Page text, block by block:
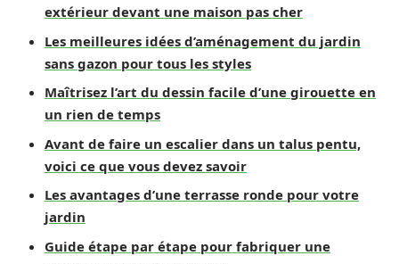
extérieur devant une maison pas cher
Les meilleures idées d’aménagement du jardin
sans gazon pour tous les styles
Maîtrisez l’art du dessin facile d’une girouette en
un rien de temps
Avant de faire un escalier dans un talus pentu,
voici ce que vous devez savoir
Les avantages d’une terrasse ronde pour votre
jardin
Guide étape par étape pour fabriquer une